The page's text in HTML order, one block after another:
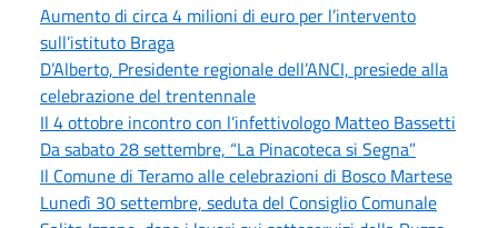
Aumento di circa 4 milioni di euro per l’intervento
sull’istituto Braga
D’Alberto, Presidente regionale dell’ANCI, presiede alla
celebrazione del trentennale
Il 4 ottobre incontro con l’infettivologo Matteo Bassetti
Da sabato 28 settembre, “La Pinacoteca si Segna”
Il Comune di Teramo alle celebrazioni di Bosco Martese
Lunedì 30 settembre, seduta del Consiglio Comunale